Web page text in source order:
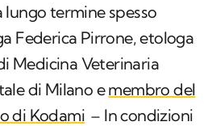
lungo termine spesso
Federica Pirrone, etologa
Medicina Veterinaria
di Milano emembro del
di Kodami – In condizioni